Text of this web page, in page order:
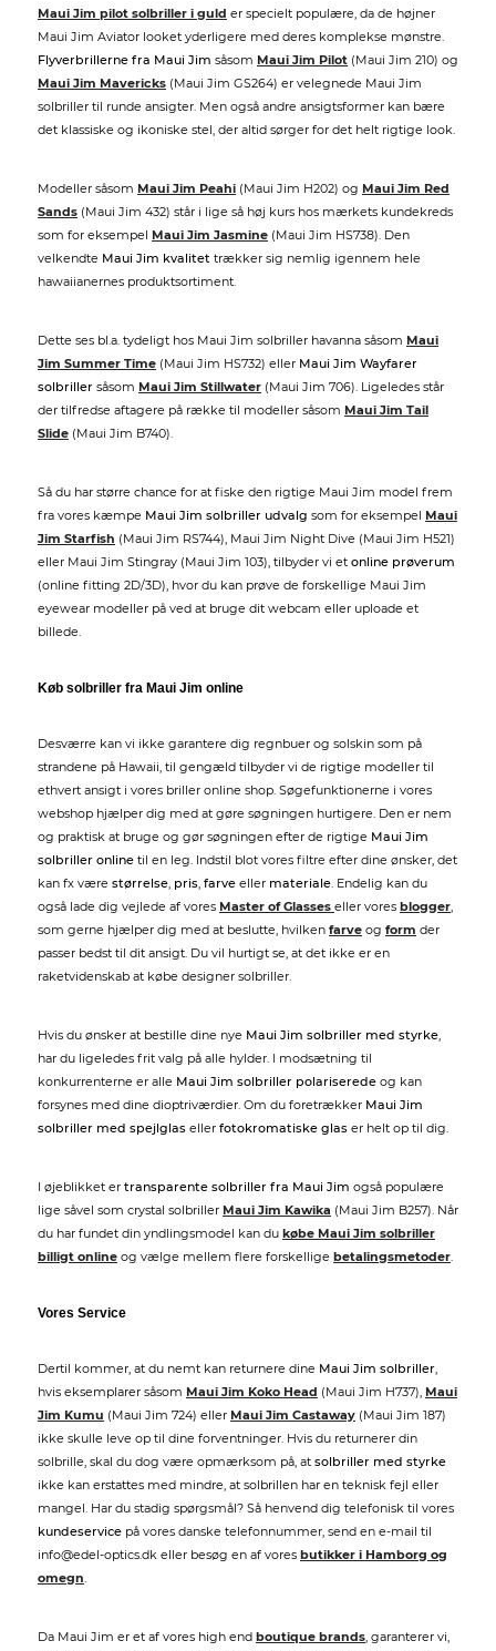
Maui Jim pilot solbriller i guld er specielt populære, da de højner
Maui Jim Aviator looket yderligere med deres komplekse mønstre.
Flyverbrillerne fra Maui Jim såsom Maui Jim Pilot (Maui Jim 210) og
Maui Jim Mavericks (Maui Jim GS264) er velegnede Maui Jim
solbriller til runde ansigter. Men også andre ansigtsformer kan bære
det klassiske og ikoniske stel, der altid sørger for det helt rigtige look.
Modeller såsom Maui Jim Peahi (Maui Jim H202) og Maui Jim Red
Sands (Maui Jim 432) står i lige så høj kurs hos mærkets kundekreds
som for eksempel Maui Jim Jasmine (Maui Jim HS738). Den
velkendte Maui Jim kvalitet trækker sig nemlig igennem hele
hawaiianernes produktsortiment.
Dette ses bl.a. tydeligt hos Maui Jim solbriller havanna såsom Maui
Jim Summer Time (Maui Jim HS732) eller Maui Jim Wayfarer
solbriller såsom Maui Jim Stillwater (Maui Jim 706). Ligeledes står
der tilfredse aftagere på række til modeller såsom Maui Jim Tail
Slide (Maui Jim B740).
Så du har større chance for at fiske den rigtige Maui Jim model frem
fra vores kæmpe Maui Jim solbriller udvalg som for eksempel Maui
Jim Starfish (Maui Jim RS744), Maui Jim Night Dive (Maui Jim H521)
eller Maui Jim Stingray (Maui Jim 103), tilbyder vi et online prøverum
(online fitting 2D/3D), hvor du kan prøve de forskellige Maui Jim
eyewear modeller på ved at bruge dit webcam eller uploade et
billede.
Køb solbriller fra Maui Jim online
Desværre kan vi ikke garantere dig regnbuer og solskin som på
strandene på Hawaii, til gengæld tilbyder vi de rigtige modeller til
ethvert ansigt i vores briller online shop. Søgefunktionerne i vores
webshop hjælper dig med at gøre søgningen hurtigere. Den er nem
og praktisk at bruge og gør søgningen efter de rigtige Maui Jim
solbriller online til en leg. Indstil blot vores filtre efter dine ønsker, det
kan fx være størrelse, pris, farve eller materiale. Endelig kan du
også lade dig vejlede af vores Master of Glasses eller vores blogger,
som gerne hjælper dig med at beslutte, hvilken farve og form der
passer bedst til dit ansigt. Du vil hurtigt se, at det ikke er en
raketvidenskab at købe designer solbriller.
Hvis du ønsker at bestille dine nye Maui Jim solbriller med styrke,
har du ligeledes frit valg på alle hylder. I modsætning til
konkurrenterne er alle Maui Jim solbriller polariserede og kan
forsynes med dine dioptriværdier. Om du foretrækker Maui Jim
solbriller med spejlglas eller fotokromatiske glas er helt op til dig.
I øjeblikket er transparente solbriller fra Maui Jim også populære
lige såvel som crystal solbriller Maui Jim Kawika (Maui Jim B257). Når
du har fundet din yndlingsmodel kan du købe Maui Jim solbriller
billigt online og vælge mellem flere forskellige betalingsmetoder.
Vores Service
Dertil kommer, at du nemt kan returnere dine Maui Jim solbriller,
hvis eksemplarer såsom Maui Jim Koko Head (Maui Jim H737), Maui
Jim Kumu (Maui Jim 724) eller Maui Jim Castaway (Maui Jim 187)
ikke skulle leve op til dine forventninger. Hvis du returnerer din
solbrille, skal du dog være opmærksom på, at solbriller med styrke
ikke kan erstattes med mindre, at solbrillen har en teknisk fejl eller
mangel. Har du stadig spørgsmål? Så henvend dig telefonisk til vores
kundeservice på vores danske telefonnummer, send en e-mail til
info@edel-optics.dk eller besøg en af vores butikker i Hamborg og
omegn.
Da Maui Jim er et af vores high end boutique brands, garanterer vi,